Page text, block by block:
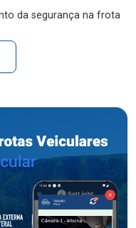
da segurança na frota